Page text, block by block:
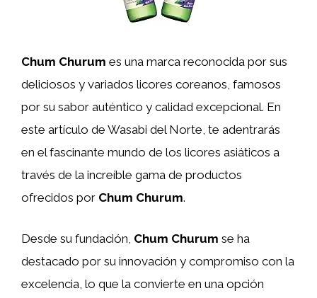
Chum Churum es una marca reconocida por sus
deliciosos y variados licores coreanos, famosos
por su sabor auténtico y calidad excepcional. En
este artículo de Wasabi del Norte, te adentrarás
en el fascinante mundo de los licores asiáticos a
través de la increíble gama de productos
ofrecidos por Chum Churum.
Desde su fundación, Chum Churum se ha
destacado por su innovación y compromiso con la
excelencia, lo que la convierte en una opción